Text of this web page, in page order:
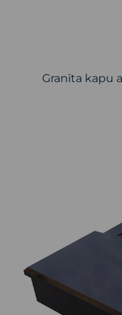
Granīta kapu